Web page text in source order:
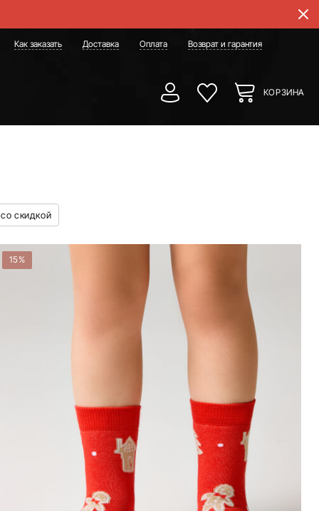
Как заказать Доставка Оплата Возврат и гарантия
КОРЗИНА
скидкой
15%